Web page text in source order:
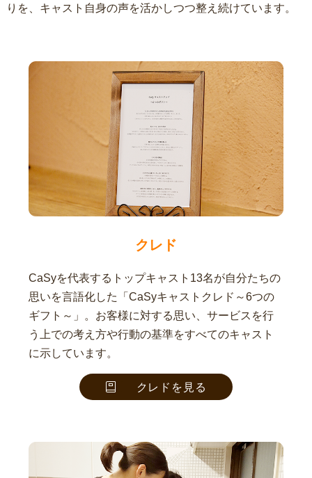
りを、キャスト自身の声を活かしつつ整え続けています。
クレド
CaSyを代表するトップキャスト13名が自分たちの
思いを言語化した「CaSyキャストクレド～6つの
ギフト～」。お客様に対する思い、サービスを行
う上での考え方や行動の基準をすべてのキャスト
に示しています。
クレドを見る